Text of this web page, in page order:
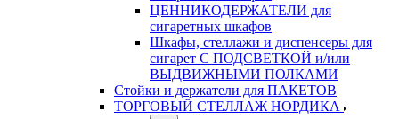
ЦЕННИКОДЕРЖАТЕЛИ для
сигаретных шкафов
Шкафы, стеллажи и диспенсеры для
сигарет С ПОДСВЕТКОЙ и/или
ВЫДВИЖНЫМИ ПОЛКАМИ
Стойки и держатели для ПАКЕТОВ
ТОРГОВЫЙ СТЕЛЛАЖ НОРДИКА